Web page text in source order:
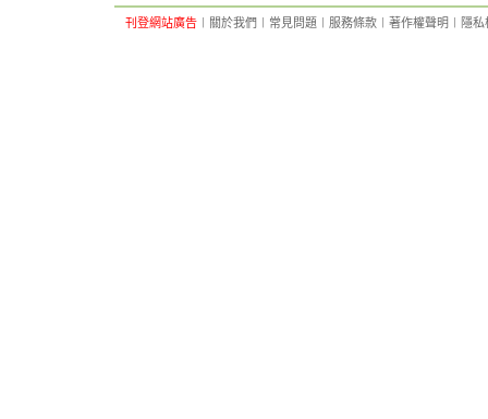
刊登網站廣告 關於我們 常見問題 服務條款 著作權聲明 隱